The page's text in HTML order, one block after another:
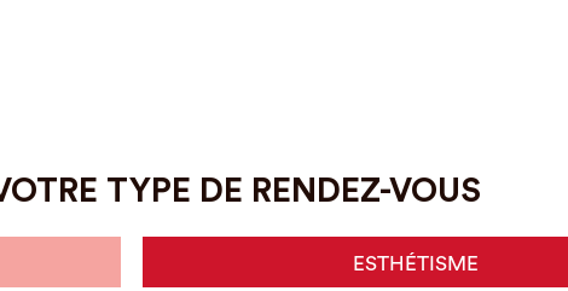
TYPE DE RENDEZ-VOUS
ESTHÉTISME